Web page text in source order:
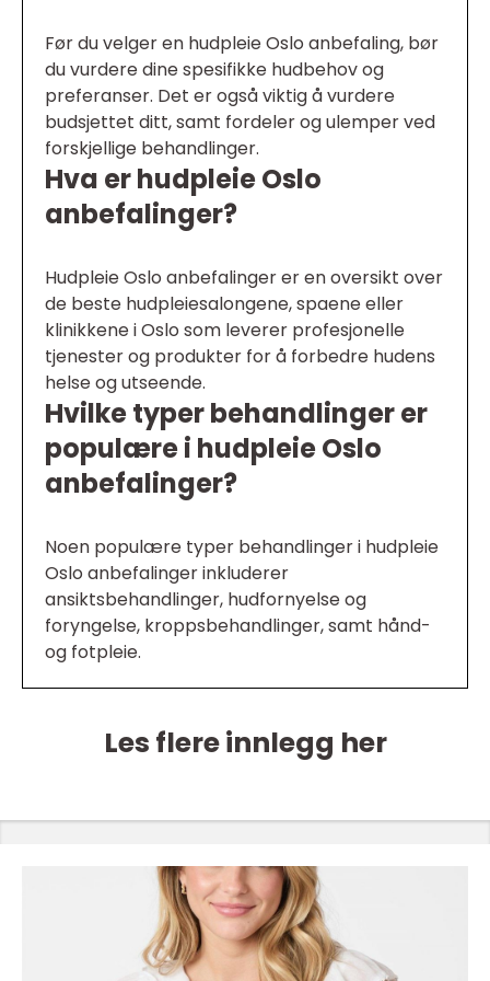
Før du velger en hudpleie Oslo anbefaling, bør
du vurdere dine spesifikke hudbehov og
preferanser. Det er også viktig å vurdere
budsjettet ditt, samt fordeler og ulemper ved
forskjellige behandlinger.
Hva er hudpleie Oslo
anbefalinger?
Hudpleie Oslo anbefalinger er en oversikt over
de beste hudpleiesalongene, spaene eller
klinikkene i Oslo som leverer profesjonelle
tjenester og produkter for å forbedre hudens
helse og utseende.
Hvilke typer behandlinger er
populære i hudpleie Oslo
anbefalinger?
Noen populære typer behandlinger i hudpleie
Oslo anbefalinger inkluderer
ansiktsbehandlinger, hudfornyelse og
foryngelse, kroppsbehandlinger, samt hånd-
og fotpleie.
Les flere innlegg her